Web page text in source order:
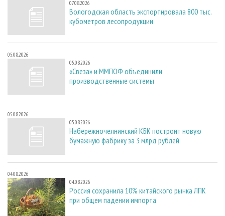
07.08.2026
Вологодская область экспортировала 800 тыс.
кубометров лесопродукции
05.08.2026
05.08.2026
«Свеза» и ММПОФ объединили
производственные системы
05.08.2026
05.08.2026
Набережночелнинский КБК построит новую
бумажную фабрику за 3 млрд рублей
04.08.2026
04.08.2026
Россия сохранила 10% китайского рынка ЛПК
при общем падении импорта